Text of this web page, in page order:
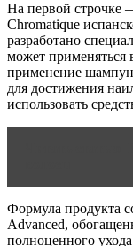
На первой строчке
Chromatique
разработано
может применяться
применение
для достижения
использовать
Формула продукта
Advanced,
полноценного